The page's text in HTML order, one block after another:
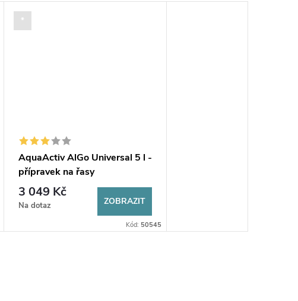
*
AquaActiv AlGo Universal 5 l -
přípravek na řasy
3 049 Kč
Na dotaz ZOBRAZIT
Kód: 50545